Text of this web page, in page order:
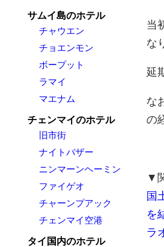
サムイ島のホテル
チャウエン
チョエンモン
ボープット
ラマイ
マエナム
チェンマイのホテル
旧市街
ナイトバザー
ニンマーンヘーミン
ファイゲオ
チャーンプアック
チェンマイ空港
タイ国内のホテル
当
な
延
な
の
▼
国
を
ラ